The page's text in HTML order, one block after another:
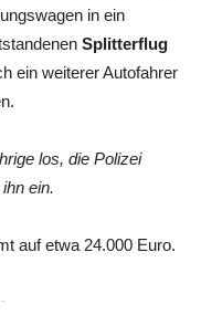
in ein
Splitterflug
ein weiterer Autofahrer
los, die Polizei
ein.
auf etwa 24.000 Euro.